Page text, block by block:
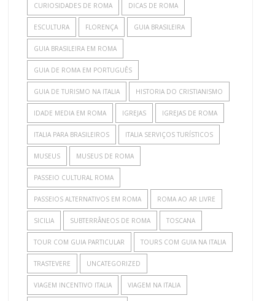
CURIOSIDADES DE ROMA DICAS DE ROMA
ESCULTURA FLORENÇA GUIA BRASILEIRA
GUIA BRASILEIRA EM ROMA
GUIA DE ROMA EM PORTUGUÊS
GUIA DE TURISMO NA ITALIA HISTORIA DO CRISTIANISMO
IDADE MEDIA EM ROMA IGREJAS IGREJAS DE ROMA
ITALIA PARA BRASILEIROS ITALIA SERVIÇOS TURÍSTICOS
MUSEUS MUSEUS DE ROMA
PASSEIO CULTURAL ROMA
PASSEIOS ALTERNATIVOS EM ROMA ROMA AO AR LIVRE
SICILIA SUBTERRÂNEOS DE ROMA TOSCANA
TOUR COM GUIA PARTICULAR TOURS COM GUIA NA ITALIA
TRASTEVERE UNCATEGORIZED
VIAGEM INCENTIVO ITALIA VIAGEM NA ITALIA